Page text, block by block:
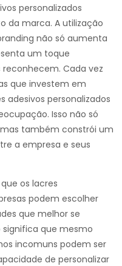
personalizados
da marca. A utilização
não só aumenta
um toque
Cada vez
que investem em
adesivos personalizados
Isso não só
também constrói um
a empresa e seus
os lacres
podem escolher
que melhor se
significa que mesmo
incomuns podem ser
de personalizar